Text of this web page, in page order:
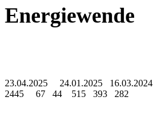
Energiewende
23.04.2025 24.01.2025
2445 67 44 515 393 282